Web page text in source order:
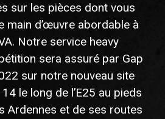
sur les pièces dont vous
main d’œuvre abordable à
Notre service heavy
sera assuré par Gap
sur notre nouveau site
le long de l’E25 au pieds
Ardennes et de ses routes